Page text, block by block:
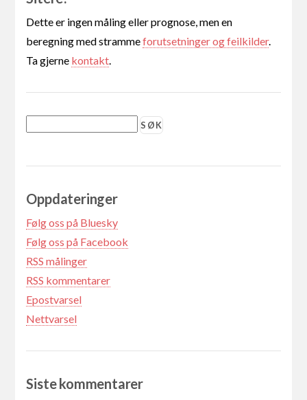
Dette er ingen måling eller prognose, men en
beregning med strammeforutsetninger og feilkilder.
Ta gjerne kontakt.
Oppdateringer
Følg oss på Bluesky
Følg oss på Facebook
RSS målinger
RSS kommentarer
Epostvarsel
Nettvarsel
Siste kommentarer